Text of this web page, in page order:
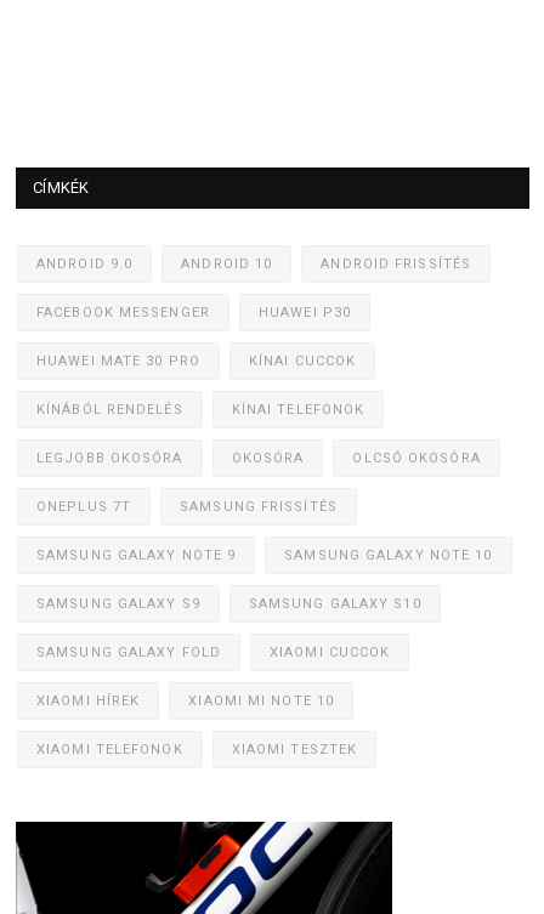
CÍMKÉK
ANDROID 9.0 ANDROID 10 ANDROID FRISSÍTÉS
FACEBOOK MESSENGER HUAWEI P30
HUAWEI MATE 30 PRO KÍNAI CUCCOK
KÍNÁBÓL RENDELÉS KÍNAI TELEFONOK
LEGJOBB OKOSÓRA OKOSÓRA OLCSÓ OKOSÓRA
ONEPLUS 7T SAMSUNG FRISSÍTÉS
SAMSUNG GALAXY NOTE 9 SAMSUNG GALAXY NOTE 10
SAMSUNG GALAXY S9 SAMSUNG GALAXY S10
SAMSUNG GALAXY FOLD XIAOMI CUCCOK
XIAOMI HÍREK XIAOMI MI NOTE 10
XIAOMI TELEFONOK XIAOMI TESZTEK